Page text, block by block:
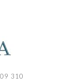
310